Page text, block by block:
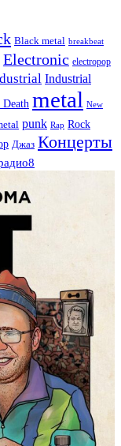
Black metal breakbeat
Electronic electropop
Industrial
metal New
punk Rap Rock
Джаз Концерты